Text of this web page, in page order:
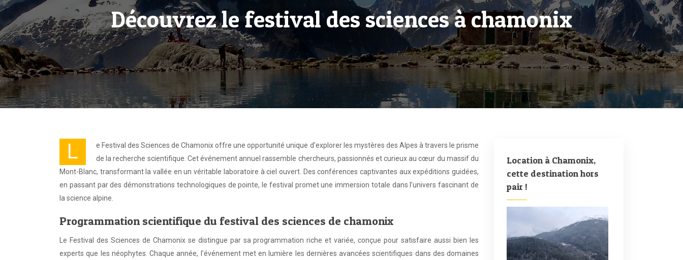
Découvrez le festival des sciences à chamonix
L
e Festival des Sciences de Chamonix offre une opportunité unique d’explorer les mystères des Alpes à travers le prisme
de la recherche scientifique. Cet événement annuel rassemble chercheurs, passionnés et curieux au cœur du massif du
Mont-Blanc, transformant la vallée en un véritable laboratoire à ciel ouvert. Des conférences captivantes aux expéditions guidées,
en passant par des démonstrations technologiques de pointe, le festival promet une immersion totale dans l’univers fascinant de
la science alpine.
Programmation scientifique du festival des sciences de chamonix
Le Festival des Sciences de Chamonix se distingue par sa programmation riche et variée, conçue pour satisfaire aussi bien les
experts que les néophytes. Chaque année, l’événement met en lumière les dernières avancées scientifiques dans des domaines
Location à Chamonix,
cette destination hors
pair !